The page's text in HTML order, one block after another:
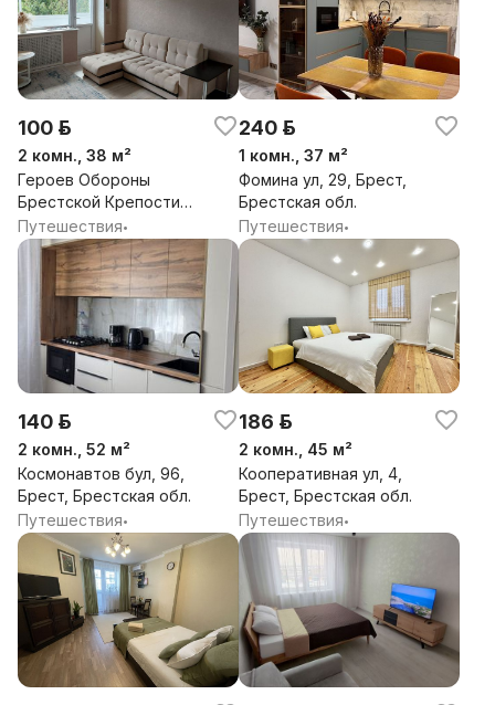
100 р.
2 комн., 38 м²
Героев Обороны
Брестской Крепости
ул, 72, Брест,
Брестская обл.
Путешествия•
240 р.
1 комн., 37 м²
Фомина ул, 29, Брест,
Брестская обл.
Путешествия•
140 р.
2 комн., 52 м²
Космонавтов бул, 96,
Брест, Брестская обл.
Путешествия•
186 р.
2 комн., 45 м²
Кооперативная ул, 4,
Брест, Брестская обл.
Путешествия•